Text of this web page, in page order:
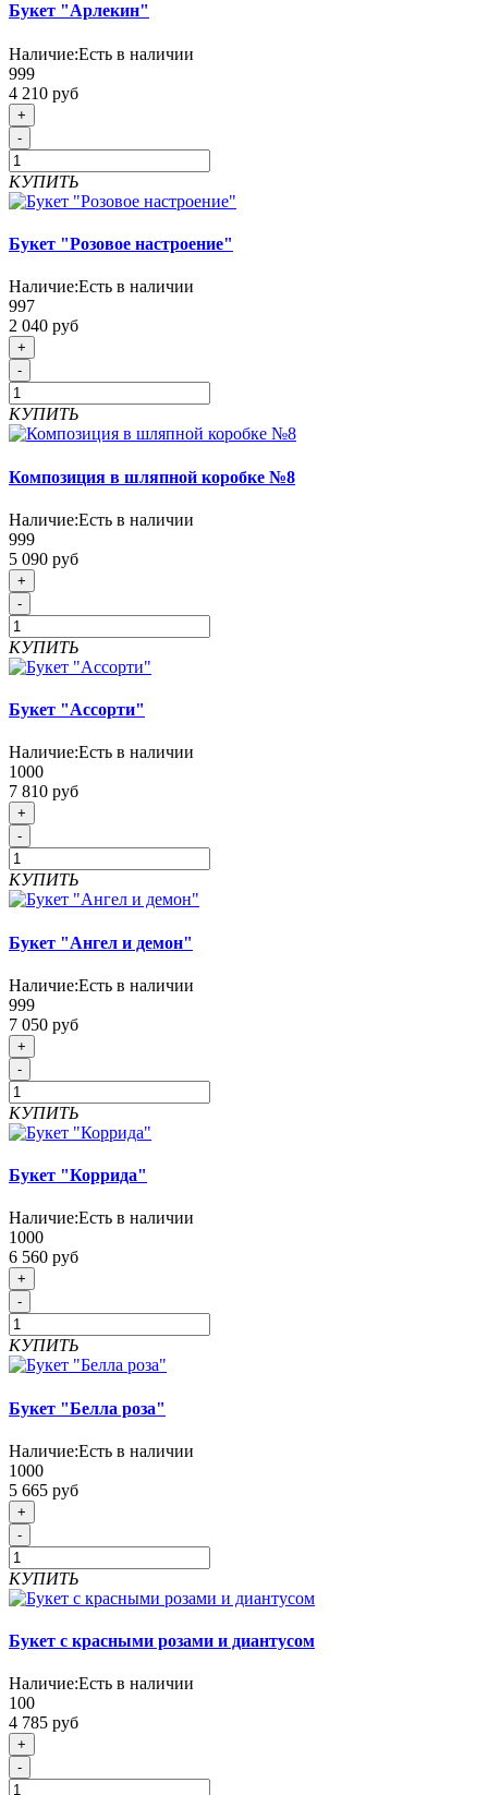
Букет "Арлекин"
Наличие:Есть в наличии
999
4 210 руб
+
-
КУПИТЬ
Букет "Розовое настроение"
Наличие:Есть в наличии
997
2 040 руб
+
-
КУПИТЬ
Композиция в шляпной коробке №8
Наличие:Есть в наличии
999
5 090 руб
+
-
КУПИТЬ
Букет "Ассорти"
Наличие:Есть в наличии
1000
7 810 руб
+
-
КУПИТЬ
Букет "Ангел и демон"
Наличие:Есть в наличии
999
7 050 руб
+
-
КУПИТЬ
Букет "Коррида"
Наличие:Есть в наличии
1000
6 560 руб
+
-
КУПИТЬ
Букет "Белла роза"
Наличие:Есть в наличии
1000
5 665 руб
+
-
КУПИТЬ
Букет с красными розами и диантусом
Наличие:Есть в наличии
100
4 785 руб
+
-